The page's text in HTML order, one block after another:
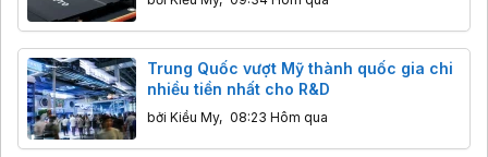
Trung Quốc vượt Mỹ thành quốc gia chi
nhiều tiền nhất cho R&D
bởi Kiều My, 08:23 Hôm qua